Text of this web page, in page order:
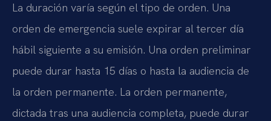
La duración varía según el tipo de orden. Una
orden de emergencia suele expirar al tercer día
hábil siguiente a su emisión. Una orden preliminar
puede durar hasta 15 días o hasta la audiencia de
la orden permanente. La orden permanente,
dictada tras una audiencia completa, puede durar